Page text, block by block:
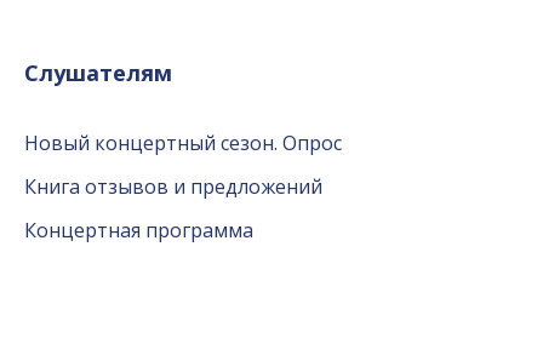
Слушателям
Новый концертный сезон. Опрос
Книга отзывов и предложений
Концертная программа